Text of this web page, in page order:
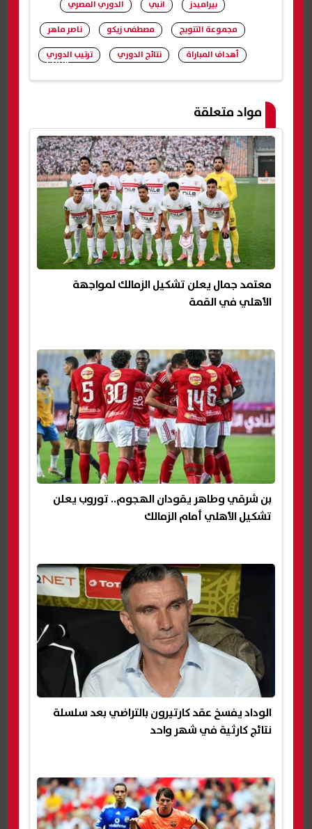
شارك
بيراميدز انبي
الدوري المصري
مجموعة التتويج
مصطفى زيكو
ناصر ماهر
أهداف المباراة
نتائج الدوري ترتيب الدوري
مواد متعلقة
معتمد جمال يعلن تشكيل الزمالك لمواجهة
الأهلي في القمة
بن شرقي وطاهر يقودان الهجوم.. توروب يعلن
تشكيل الأهلي أمام الزمالك
الوداد يفسخ عقد كارتيرون بالتراضي بعد سلسلة
نتائج كارثية في شهر واحد